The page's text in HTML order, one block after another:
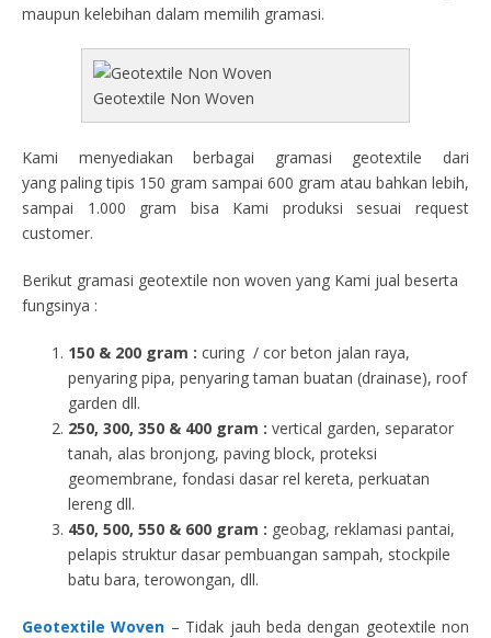
maupun kelebihan dalam memilih gramasi.
Geotextile Non Woven
Kami menyediakan berbagai gramasi geotextile dari
yang paling tipis 150 gram sampai 600 gram atau bahkan lebih,
sampai 1.000 gram bisa Kami produksi sesuai request
customer.
Berikut gramasi geotextile non woven yang Kami jual beserta
fungsinya :
150 & 200 gram : curing / cor beton jalan raya,
penyaring pipa, penyaring taman buatan (drainase), roof
garden dll.
250, 300, 350 & 400 gram : vertical garden, separator
tanah, alas bronjong, paving block, proteksi
geomembrane, fondasi dasar rel kereta, perkuatan
lereng dll.
450, 500, 550 & 600 gram : geobag, reklamasi pantai,
pelapis struktur dasar pembuangan sampah, stockpile
batu bara, terowongan, dll.
Geotextile Woven – Tidak jauh beda dengan geotextile non